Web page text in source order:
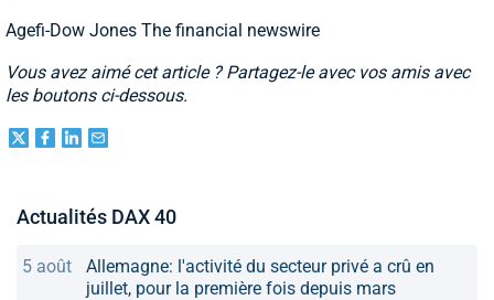
Agefi-Dow Jones The financial newswire
Vous avez aimé cet article ? Partagez-le avec vos amis avec
les boutons ci-dessous.
Actualités DAX 40
5 août
Allemagne: l'activité du secteur privé a crû en
juillet, pour la première fois depuis mars